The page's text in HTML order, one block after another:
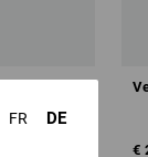
€
FR DE